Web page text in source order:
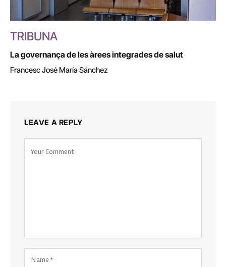
TRIBUNA
La governança de les àrees integrades de salut
Francesc José María Sánchez
LEAVE A REPLY